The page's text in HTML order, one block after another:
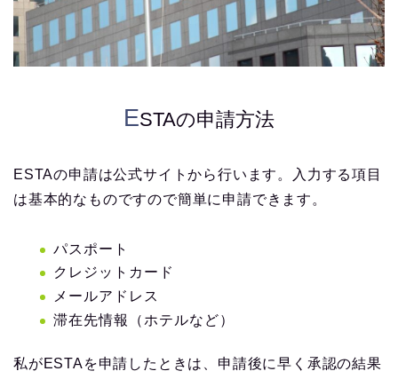
ESTAの申請方法
ESTAの申請は公式サイトから行います。入力する項目
は基本的なものですので簡単に申請できます。
パスポート
クレジットカード
メールアドレス
滞在先情報（ホテルなど）
私がESTAを申請したときは、申請後に早く承認の結果